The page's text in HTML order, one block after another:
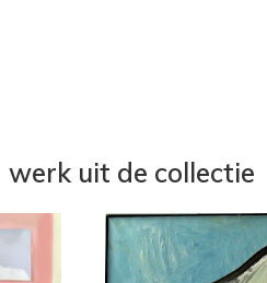
uit de collectie